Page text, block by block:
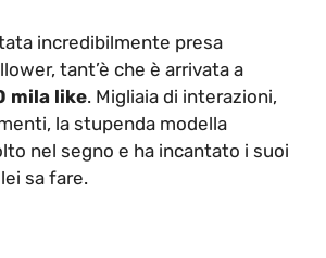
incredibilmente presa
tant’è che è arrivata a
mila like. Migliaia di interazioni,
la stupenda modella
nel segno e ha incantato i suoi
sa fare.